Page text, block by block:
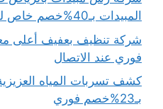
المبيدات بـ40%خصم خاص للمنازل والشقق والفلل
فوري عند الاتصال
بـ23%خصم فوري